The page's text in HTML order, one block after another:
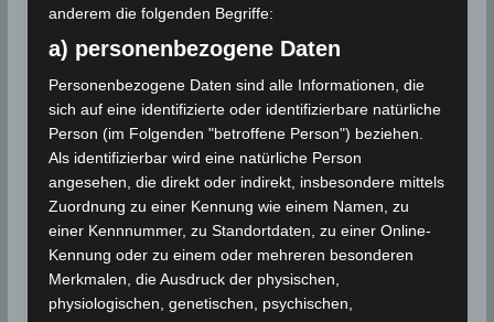
und im äußersten Süden bei 44° C.
Quelle:
Für die Nutzung von Google Adsense (Google Ireland
Limited, Gordon House, Barrow Street, Dublin, D04 E5W5,
Ireland) benötigen wir laut DSGVO Ihre Zustimmung. Es
werden seitens Google Adsense personenbezogene
Daten erhoben, verarbeitet und gespeichert. Welche
Daten genau entnehmen Sie bitte den
Datenschutzbedingungen.
ist deaktiviert.
anderem die folgenden Begriffe:
a) personenbezogene Daten
Personenbezogene Daten sind alle Informationen, die
sich auf eine identifizierte oder identifizierbare natürliche
Person (im Folgenden "betroffene Person") beziehen.
Als identifizierbar wird eine natürliche Person
angesehen, die direkt oder indirekt, insbesondere mittels
Zuordnung zu einer Kennung wie einem Namen, zu
einer Kennnummer, zu Standortdaten, zu einer Online-
Kennung oder zu einem oder mehreren besonderen
Merkmalen, die Ausdruck der physischen,
physiologischen, genetischen, psychischen,